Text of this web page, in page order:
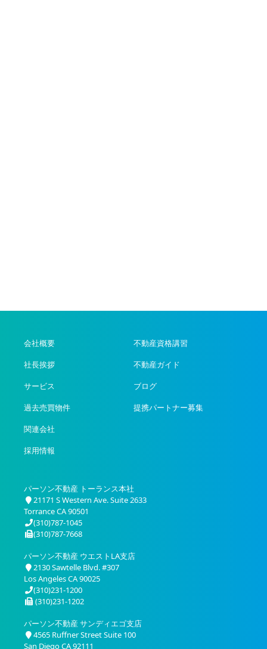
会社概要
社長挨拶
サービス
過去売買物件
関連会社
採用情報
不動産資格講習
不動産ガイド
ブログ
提携パートナー募集
パーソン不動産 トーランス本社
21171 S Western Ave. Suite 2633
Torrance CA 90501
(310)787-1045
(310)787-7668
パーソン不動産 ウエストLA支店
2130 Sawtelle Blvd. #307
Los Angeles CA 90025
(310)231-1200
(310)231-1202
パーソン不動産 サンディエゴ支店
4565 Ruffner Street Suite 100
San Diego CA 92111